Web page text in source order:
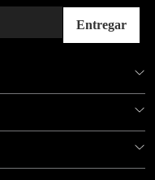
Entregar